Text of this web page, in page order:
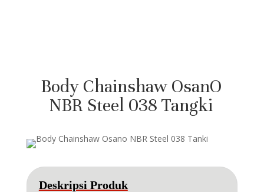
Body Chainshaw OsanO
NBR Steel 038 Tangki
Deskripsi Produk